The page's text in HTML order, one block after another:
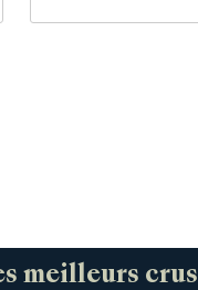
meilleurs crus